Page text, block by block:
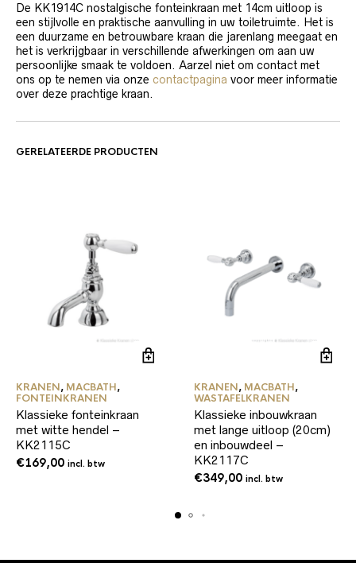
De KK1914C nostalgische fonteinkraan met 14cm uitloop is
een stijlvolle en praktische aanvulling in uw toiletruimte. Het is
een duurzame en betrouwbare kraan die jarenlang meegaat en
het is verkrijgbaar in verschillende afwerkingen om aan uw
persoonlijke smaak te voldoen. Aarzel niet om contact met
ons op te nemen via onze contactpagina voor meer informatie
over deze prachtige kraan.
GERELATEERDE PRODUCTEN
KRANEN, MACBATH,
FONTEINKRANEN
Klassieke fonteinkraan
met witte hendel –
KK2115C
€169,00 incl. btw
KRANEN, MACBATH,
WASTAFELKRANEN
Klassieke inbouwkraan
met lange uitloop (20cm)
en inbouwdeel –
KK2117C
€349,00 incl. btw